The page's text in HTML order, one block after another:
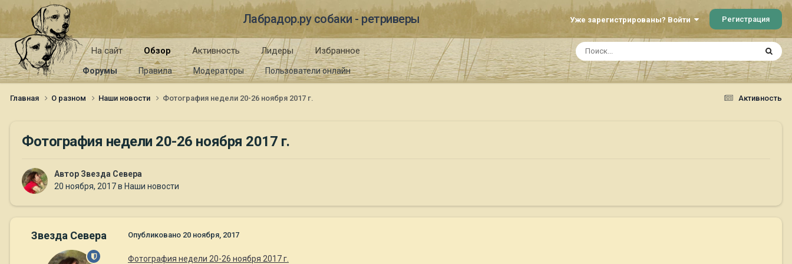
Лабрадор.ру собаки - ретриверы Уже зарегистрированы? Войти Регистрация
На сайт Обзор
Форумы Правила Модераторы Пользователи онлайн
Активность Лидеры Избранное
Активность
Главная О разном Наши новости Фотография недели 20-26 ноября 2017 г.
Фотография недели 20-26 ноября 2017 г.
Автор Звезда Севера
20 ноября, 2017в Наши новости
Звезда Севера Опубликовано 20 ноября, 2017
Фотография недели 20-26 ноября 2017 г.